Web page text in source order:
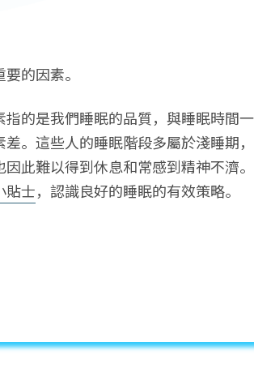
的因素。
的是我們睡眠的品質，與睡眠時間
。這些人的睡眠階段多屬於淺睡期
此難以得到休息和常感到精神不濟
貼士，認識良好的睡眠的有效策略。